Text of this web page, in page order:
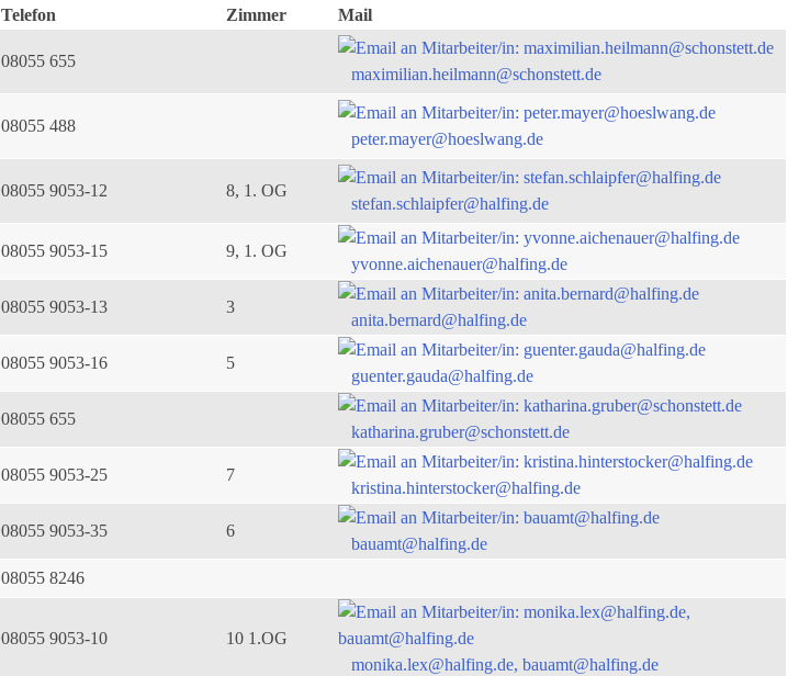
Telefon Zimmer
Mail
08055 655
maximilian.heilmann@schonstett.de
08055 488
peter.mayer@hoeslwang.de
08055 9053-12 8, 1. OG
stefan.schlaipfer@halfing.de
08055 9053-15 9, 1. OG
yvonne.aichenauer@halfing.de
08055 9053-13 3
anita.bernard@halfing.de
08055 9053-16 5
guenter.gauda@halfing.de
08055 655
katharina.gruber@schonstett.de
08055 9053-25 7
kristina.hinterstocker@halfing.de
08055 9053-35 6
bauamt@halfing.de
08055 8246
08055 9053-10
10 1.OG
monika.lex@halfing.de, bauamt@halfing.de